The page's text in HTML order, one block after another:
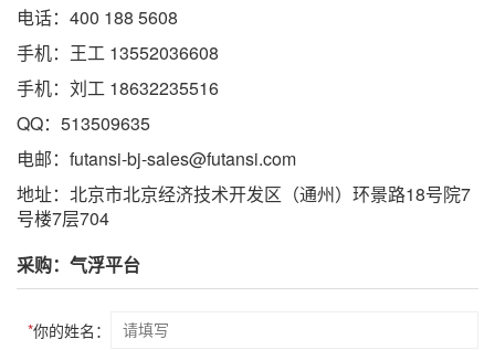
电话：400 188 5608
手机：王工 13552036608
手机：刘工 18632235516
QQ：513509635
电邮：futansi-bj-sales@futansi.com
地址：北京市北京经济技术开发区（通州）环景路18号院7
号楼7层704
采购：气浮平台
*你的姓名：